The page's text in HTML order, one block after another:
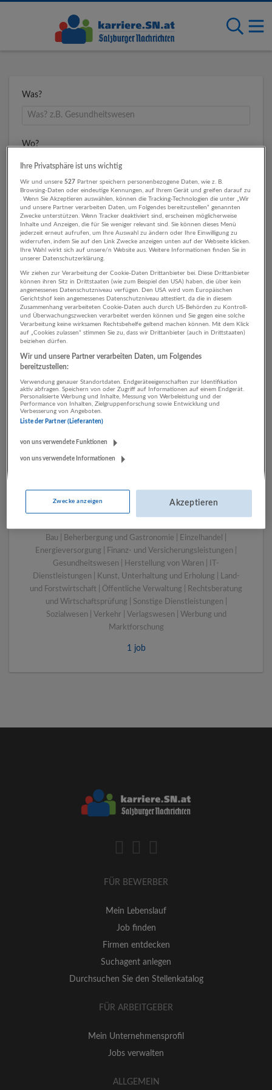
Was?
Wo?
Umkreis
1 Pädagogik, Bildung,
Kinderbetreuung
Rechtsberatung und
Wirtschaftsprüfung
Unternehmen
Bau | Beherbergung und Gastronomie | Einzelhandel |
Energieversorgung | Finanz- und Versicherungsleistungen |
Gesundheitswesen | Herstellung von Waren | IT-
Dienstleistungen | Kunst, Unterhaltung und Erholung | Land-
und Forstwirtschaft | Öffentliche Verwaltung | Rechtsberatung
und Wirtschaftsprüfung | Sonstige Dienstleistungen |
Sozialwesen | Verkehr | Verlagswesen | Werbung und
Marktforschung
1 job
FÜR BEWERBER
Mein Lebenslauf
Job finden
Firmen entdecken
Suchagent anlegen
Durchsuchen Sie den Stellenkatalog
FÜR ARBEITGEBER
Mein Unternehmensprofil
Jobs verwalten
ALLGEMEIN
Ihre Privatsphäre ist uns wichtig
Wir und unsere527 Partner speichern personenbezogene Daten, wie z. B.
Browsing-Daten oder eindeutige Kennungen, auf Ihrem Gerät und greifen darauf zu
. Wenn Sie Akzeptieren auswählen, können die Tracking-Technologien die unter „Wir
und unsere Partner verarbeiten Daten, um Folgendes bereitzustellen“ genannten
Zwecke unterstützen. Wenn Tracker deaktiviert sind, erscheinen möglicherweise
Inhalte und Anzeigen, die für Sie weniger relevant sind. Sie können dieses Menü
jederzeit erneut aufrufen, um Ihre Auswahl zu ändern oder Ihre Einwilligung zu
widerrufen, indem Sie auf den Link Zwecke anzeigen unten auf der Webseite klicken.
Ihre Wahl wirkt sich auf unsere/n Website aus. Weitere Informationen finden Sie in
unserer Datenschutzerklärung.
Wir ziehen zur Verarbeitung der Cookie-Daten Drittanbieter bei. Diese Drittanbieter
können ihren Sitz in Drittstaaten (wie zum Beispiel den USA) haben, die über kein
angemessenes Datenschutzniveau verfügen. Den USA wird vom Europäischen
Gerichtshof kein angemessenes Datenschutzniveau attestiert, da die in diesem
Zusammenhang verarbeiteten Cookie-Daten auch durch US-Behörden zu Kontroll-
und Überwachungszwecken verarbeitet werden können und Sie gegen eine solche
Verarbeitung keine wirksamen Rechtsbehelfe geltend machen können. Mit dem Klick
auf „Cookies zulassen“ stimmen Sie zu, dass wir Drittanbieter (auch in Drittstaaten)
beiziehen dürfen.
Wir und unsere Partner verarbeiten Daten, um Folgendes
bereitzustellen:
Verwendung genauer Standortdaten. Endgeräteeigenschaften zur Identifikation
aktiv abfragen. Speichern von oder Zugriff auf Informationen auf einem Endgerät.
Personalisierte Werbung und Inhalte, Messung von Werbeleistung und der
Performance von Inhalten, Zielgruppenforschung sowie Entwicklung und
Verbesserung von Angeboten.
Liste der Partner (Lieferanten)
von uns verwendete Funktionen
von uns verwendete Informationen
Zwecke anzeigen Akzeptieren